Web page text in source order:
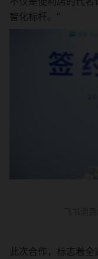
智化标杆。”
此次合作，标志着